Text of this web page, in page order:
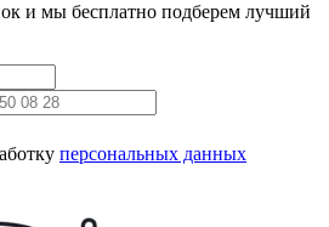
и мы бесплатно подберем лучший
персональных данных